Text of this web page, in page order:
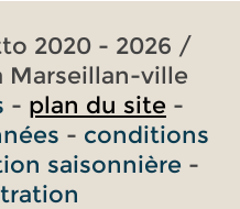
2020 - 2026 /
Marseillan-ville
- plan du site -
- conditions
saisonnière -